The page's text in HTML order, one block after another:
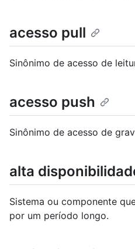
acesso pull
Sinônimo de acesso de
acesso push
Sinônimo de acesso de
alta
Sistema ou componente
por um período longo.